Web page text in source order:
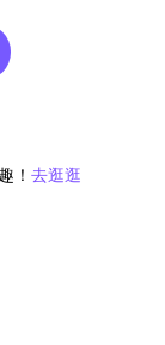
！ 去逛逛